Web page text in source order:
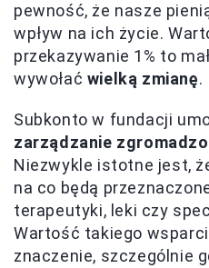
pewność, że nasze
wpływ na ich życie.
przekazywanie 1% to
wywołać wielką zmianę.
Subkonto w fundacji
zarządzanie
Niezwykle istotne jest,
na co będą
terapeutyki, leki czy
Wartość takiego
znaczenie, szczególnie